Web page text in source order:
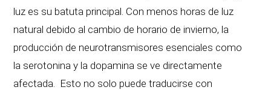
luz es su batuta principal. Con menos horas de luz
natural debido al cambio de horario de invierno, la
producción de neurotransmisores esenciales como
la serotonina y la dopamina se ve directamente
afectada. Esto no solo puede traducirse con